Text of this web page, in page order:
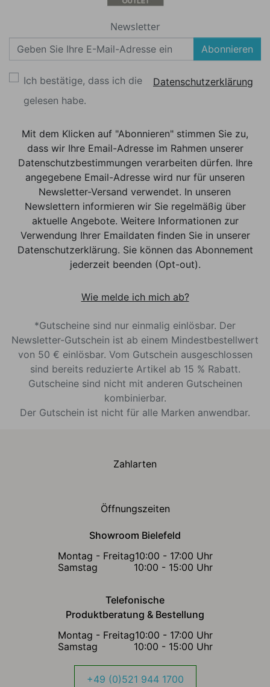
Newsletter
Abonnieren
Ich bestätige, dass ich die
Datenschutzerklärung
gelesen habe.
Mit dem Klicken auf "Abonnieren" stimmen Sie zu,
dass wir Ihre Email-Adresse im Rahmen unserer
Datenschutzbestimmungen verarbeiten dürfen. Ihre
angegebene Email-Adresse wird nur für unseren
Newsletter-Versand verwendet. In unseren
Newslettern informieren wir Sie regelmäßig über
aktuelle Angebote. Weitere Informationen zur
Verwendung Ihrer Emaildaten finden Sie in unserer
Datenschutzerklärung. Sie können das Abonnement
jederzeit beenden (Opt-out).
Wie melde ich mich ab?
*Gutscheine sind nur einmalig einlösbar. Der
Newsletter-Gutschein ist ab einem Mindestbestellwert
von 50 € einlösbar. Vom Gutschein ausgeschlossen
sind bereits reduzierte Artikel ab 15 % Rabatt.
Gutscheine sind nicht mit anderen Gutscheinen
kombinierbar.
Der Gutschein ist nicht für alle Marken anwendbar.
Zahlarten
Öffnungszeiten
Showroom Bielefeld
Montag - Freitag10:00 - 17:00 Uhr
Samstag
10:00 - 15:00 Uhr
Telefonische
Produktberatung & Bestellung
Montag - Freitag10:00 - 17:00 Uhr
Samstag
10:00 - 15:00 Uhr
+49 (0)521 944 1700